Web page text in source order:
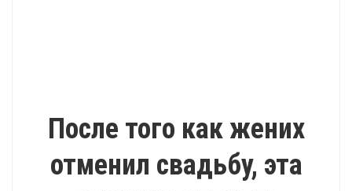
После того как жених
отменил свадьбу, эта